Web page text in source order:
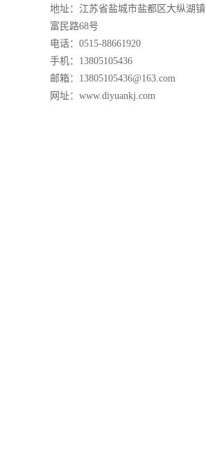
地址：江苏省盐城市盐都区大纵湖镇
富民路68号
电话：0515-88661920
手机：13805105436
邮箱：13805105436@163.com
网址：www.diyuankj.com